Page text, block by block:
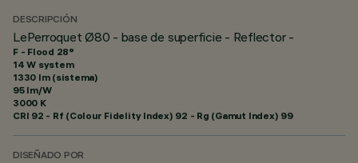
DESCRIPCIÓN
LePerroquet Ø80 - base de superficie - Reflector -
F - Flood 28°
14 W system
1330 lm (sistema)
95 lm/W
3000 K
CRI 92 - Rf (Colour Fidelity Index) 92 - Rg (Gamut Index) 99
DISEÑADO POR